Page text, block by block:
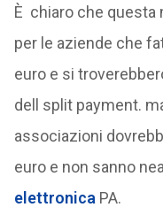
È chiaro che questa
per le aziende che
euro e si
dell split payment.
associazioni
euro e non sanno
elettronica PA.